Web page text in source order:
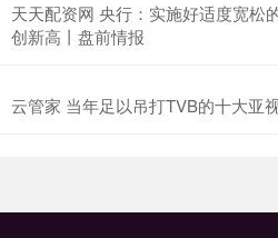
天天配资网 央行：实施好适度宽松
创新高丨盘前情报
云管家 当年足以吊打TVB的十大亚